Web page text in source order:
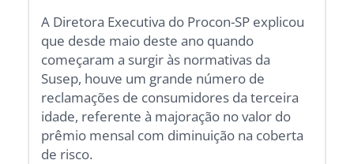
A Diretora Executiva do Procon-SP explicou
que desde maio deste ano quando
começaram a surgir às normativas da
Susep, houve um grande número de
reclamações de consumidores da terceira
idade, referente à majoração no valor do
prêmio mensal com diminuição na coberta
de risco.